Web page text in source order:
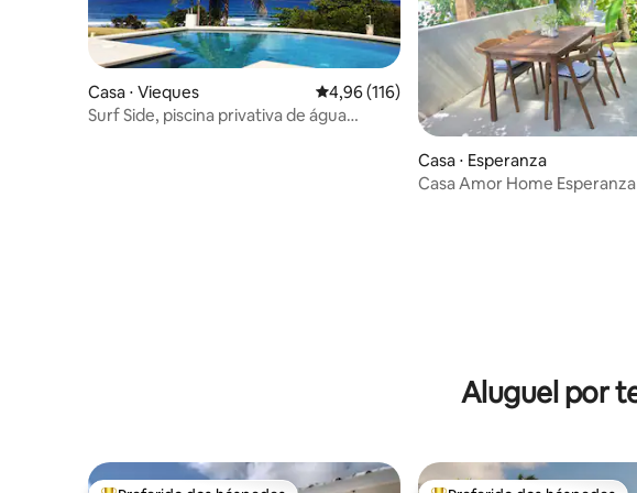
Casa ⋅ Vieques 4,96 de uma avaliação média de 5, 116
4,96 (116)
Surf Side, piscina privativa de água
Casa ⋅ Esperanza
Casa Amor Home Esperanza
Aluguel por